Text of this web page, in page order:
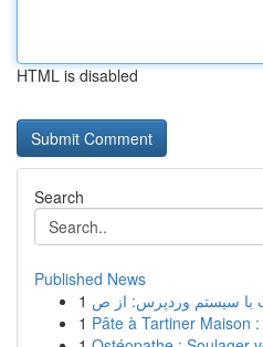
HTML is disabled
Search
Published News
1
1 Pâte à Tartiner Maison